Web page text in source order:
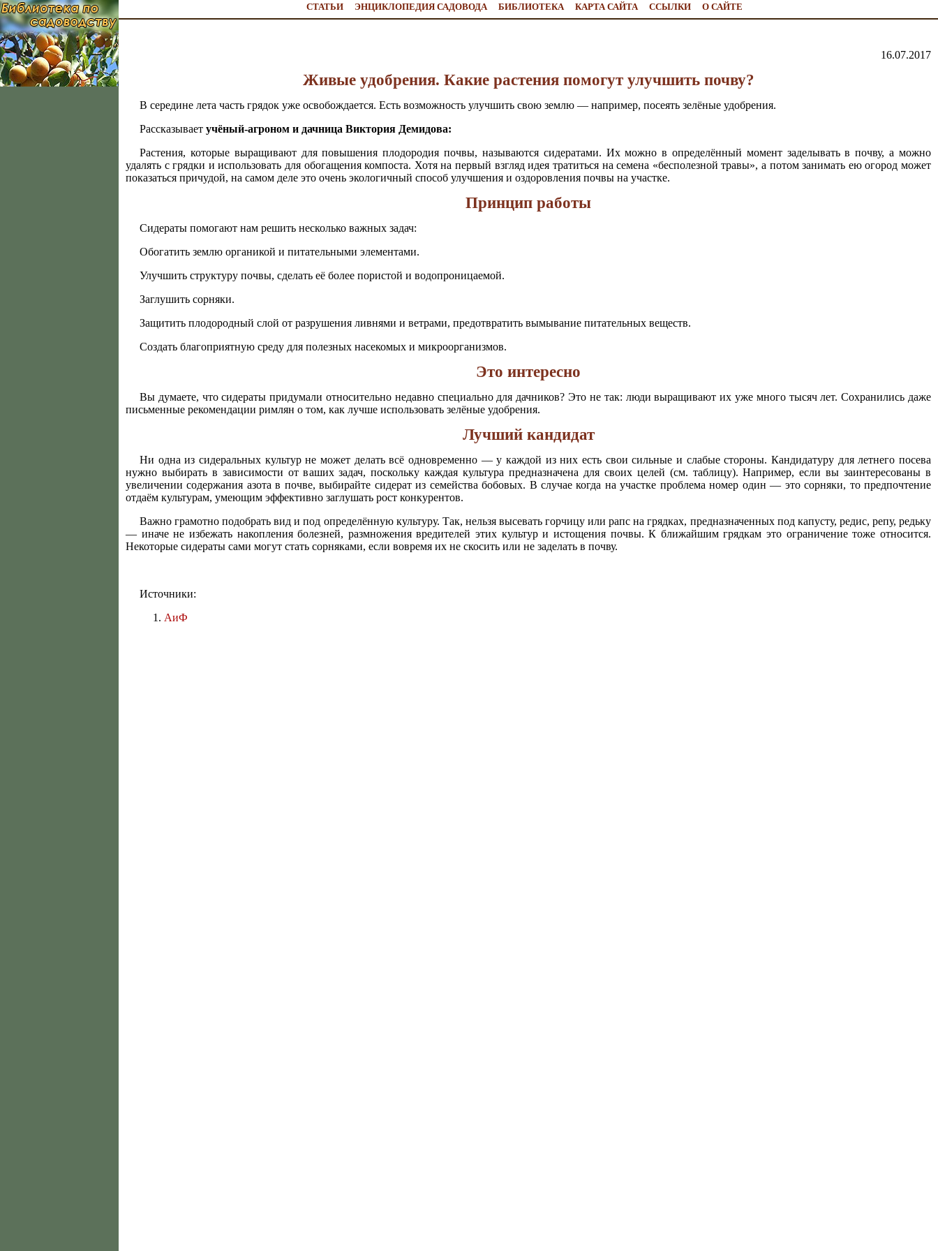
СТАТЬИ ЭНЦИКЛОПЕДИЯ САДОВОДА БИБЛИОТЕКА КАРТА САЙТА ССЫЛКИ О САЙТЕ
16.07.2017
Живые удобрения. Какие растения помогут улучшить почву?
В середине лета часть грядок уже освобождается. Есть возможность улучшить свою землю — например, посеять зелёные удобрения.
Рассказывает учёный-агроном и дачница Виктория Демидова:
Растения, которые выращивают для повышения плодородия почвы, называются сидератами. Их можно в определённый момент заделывать в почву, а можно
удалять с грядки и использовать для обогащения компоста. Хотя на первый взгляд идея тратиться на семена «бесполезной травы», а потом занимать ею огород может
показаться причудой, на самом деле это очень экологичный способ улучшения и оздоровления почвы на участке.
Принцип работы
Сидераты помогают нам решить несколько важных задач:
Обогатить землю органикой и питательными элементами.
Улучшить структуру почвы, сделать её более пористой и водопроницаемой.
Заглушить сорняки.
Защитить плодородный слой от разрушения ливнями и ветрами, предотвратить вымывание питательных веществ.
Создать благоприятную среду для полезных насекомых и микроорганизмов.
Это интересно
Вы думаете, что сидераты придумали относительно недавно специально для дачников? Это не так: люди выращивают их уже много тысяч лет. Сохранились даже
письменные рекомендации римлян о том, как лучше использовать зелёные удобрения.
Лучший кандидат
Ни одна из сидеральных культур не может делать всё одновременно — у каждой из них есть свои сильные и слабые стороны. Кандидатуру для летнего посева
нужно выбирать в зависимости от ваших задач, поскольку каждая культура предназначена для своих целей (см. таблицу). Например, если вы заинтересованы в
увеличении содержания азота в почве, выбирайте сидерат из семейства бобовых. В случае когда на участке проблема номер один — это сорняки, то предпочтение
отдаём культурам, умеющим эффективно заглушать рост конкурентов.
Важно грамотно подобрать вид и под определённую культуру. Так, нельзя высевать горчицу или рапс на грядках, предназначенных под капусту, редис, репу, редьку
— иначе не избежать накопления болезней, размножения вредителей этих культур и истощения почвы. К ближайшим грядкам это ограничение тоже относится.
Некоторые сидераты сами могут стать сорняками, если вовремя их не скосить или не заделать в почву.
Источники:
АиФ